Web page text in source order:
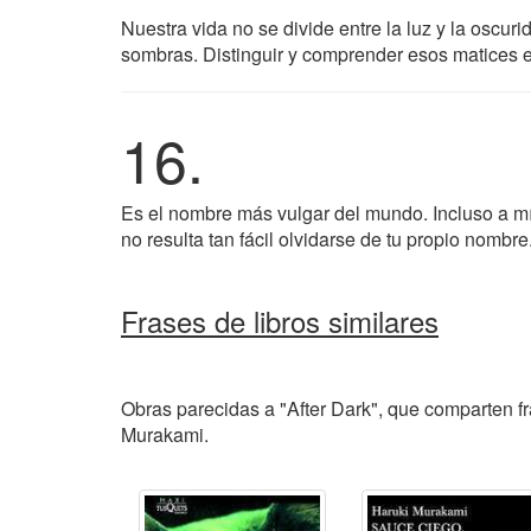
Nuestra vida no se divide entre la luz y la
sombras. Distinguir y comprender esos matices
16.
Es el nombre más vulgar del mundo. Incluso a
no resulta tan fácil olvidarse de tu propio
Frases de libros similares
Obras parecidas a "After Dark", que comparten
Murakami.